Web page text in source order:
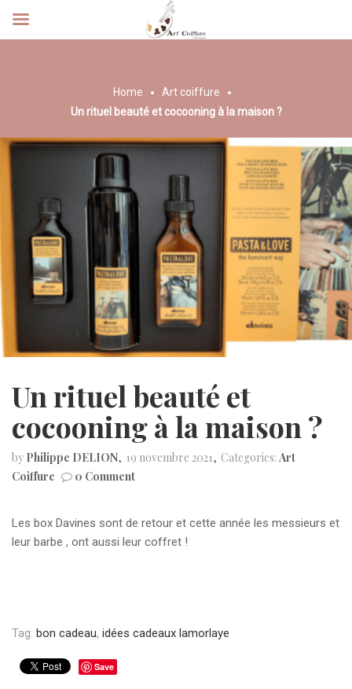
Home
Art coiffure
Un rituel beauté et cocooning à la maison ?
Un rituel beauté et
cocooning à la maison ?
by Philippe DELION 19 novembre 2021 Categories: Art
Coiffure
0 Comment
Les box Davines sont de retour et cette année les messieurs et
leur barbe , ont aussi leur coffret !
Tag: bon cadeau, idées cadeaux lamorlaye
Save